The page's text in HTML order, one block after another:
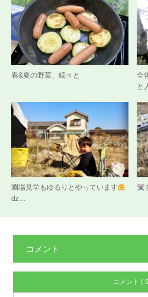
春&夏の野菜、続々と
全
と
圃場見学もゆるりとやっています
ǳ…
コメント
コメント (